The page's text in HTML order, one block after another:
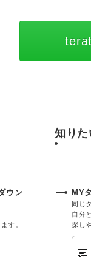
ウン
す。
知り
MY
同じ
自分
探し